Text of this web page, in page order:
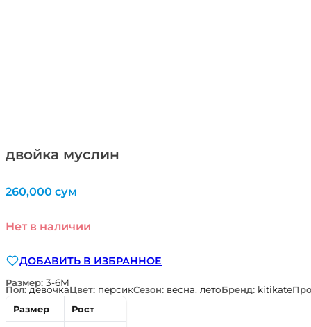
двойка муслин
260,000 сум
Нет в наличии
ДОБАВИТЬ В ИЗБРАННОЕ
Размер: 3-6М
Пол:девочкаЦвет: персикСезон: весна, летоБренд: kitikate
Размер
Рост